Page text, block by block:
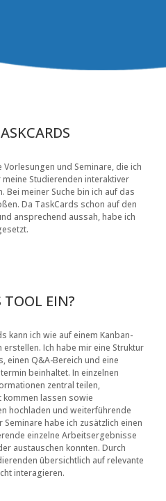
und Seminare, die ich
Studierenden interaktiver
meiner Suche bin ich auf das
Da TaskCards schon auf den
ansprechend aussah, habe ich
TOOL EIN?
kann ich wie auf einem Kanban-
Ich habe mir eine Struktur
einen Q&A-Bereich und eine
beinhaltet. In einzelnen
zentral teilen,
kommen lassen sowie
hochladen und weiterführende
habe ich zusätzlich einen
einzelne Arbeitsergebnisse
austauschen konnten. Durch
übersichtlich auf relevante
interagieren.